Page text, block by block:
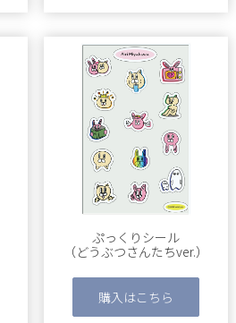
ぷっくりシール
（どうぶつさんたちver.）
購入はこちら